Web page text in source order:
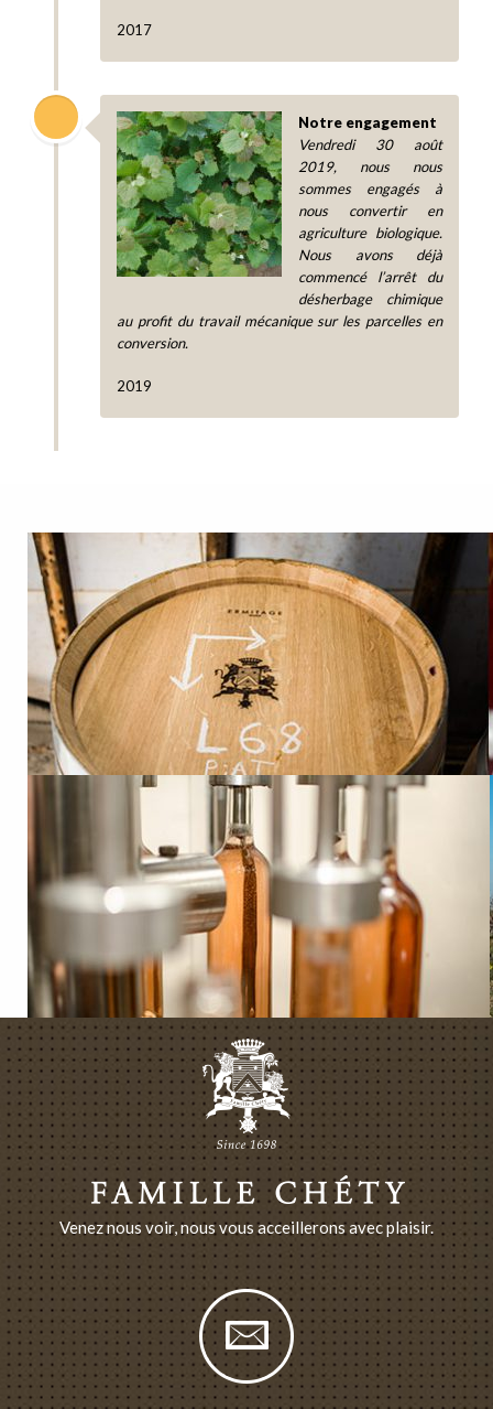
2017
Notre engagement
Vendredi 30 août
2019, nous nous
sommes engagés à
nous convertir en
agriculture biologique.
Nous avons déjà
commencé l’arrêt du
désherbage chimique
au profit du travail mécanique sur les parcelles en
conversion.
2019
Venez nous voir, nous vous acceillerons avec plaisir.